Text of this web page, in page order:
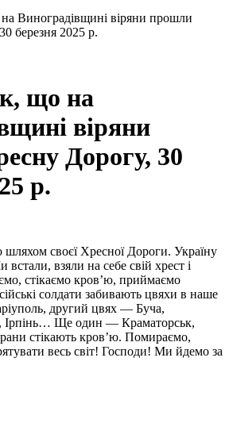
Виноградівщині віряни прошли
березня 2025 р.
що на
віряни
Дорогу, 30
р.
шляхом своєї Хресної Дороги. Україну
взяли на себе свій хрест і
стікаємо кров’ю, приймаємо
солдати забивають цвяхи в наше
другий цвях — Буча,
Ірпінь… Ще один — Краматорськ,
стікають кров’ю. Помираємо,
весь світ! Господи! Ми йдемо за